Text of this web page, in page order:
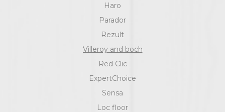
Haro
Parador
Rezult
Villeroy and boch
Red Clic
ExpertChoice
Sensa
Loc floor